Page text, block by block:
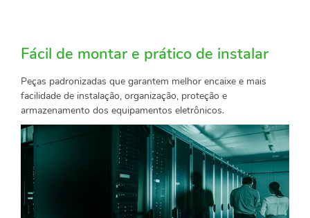
Fácil de montar e prático de instalar
Peças padronizadas que garantem melhor encaixe e mais
facilidade de instalação, organização, proteção e
armazenamento dos equipamentos eletrônicos.